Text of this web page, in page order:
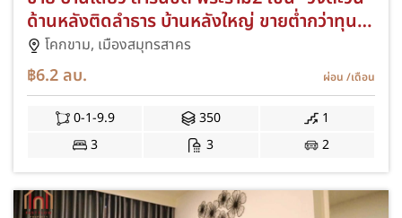
ด้านหลังติดลำธาร บ้านหลังใหญ่ ขายต่ำกว่าทุน มี
ห้องแม่บ้าน
โคกขาม, เมืองสมุทรสาคร
฿6.2ลบ. ผ่อน /เดือน
0-1-9.9 350
1
3
3 2